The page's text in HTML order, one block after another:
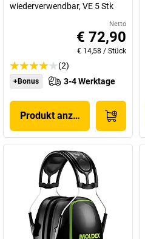
wiederverwendbar, VE 5 Stk
Netto
€ 72,90
€ 14,58 / Stück
(2)
+Bonus 3-4 Werktage
Produkt anzeigen